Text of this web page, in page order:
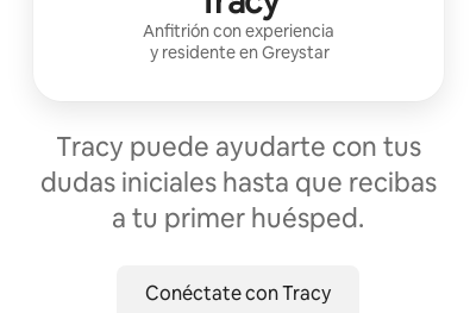
Anfitrión con experiencia
y residente enGreystar
Tracy puede ayudarte con tus
dudas iniciales hasta que recibas
a tu primer huésped.
Conéctate con Tracy